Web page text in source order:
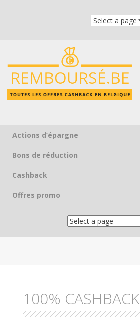
Skip to content
Actions d’épargne
Bons de réduction
Cashback
Offres promo
100% CASHBACK